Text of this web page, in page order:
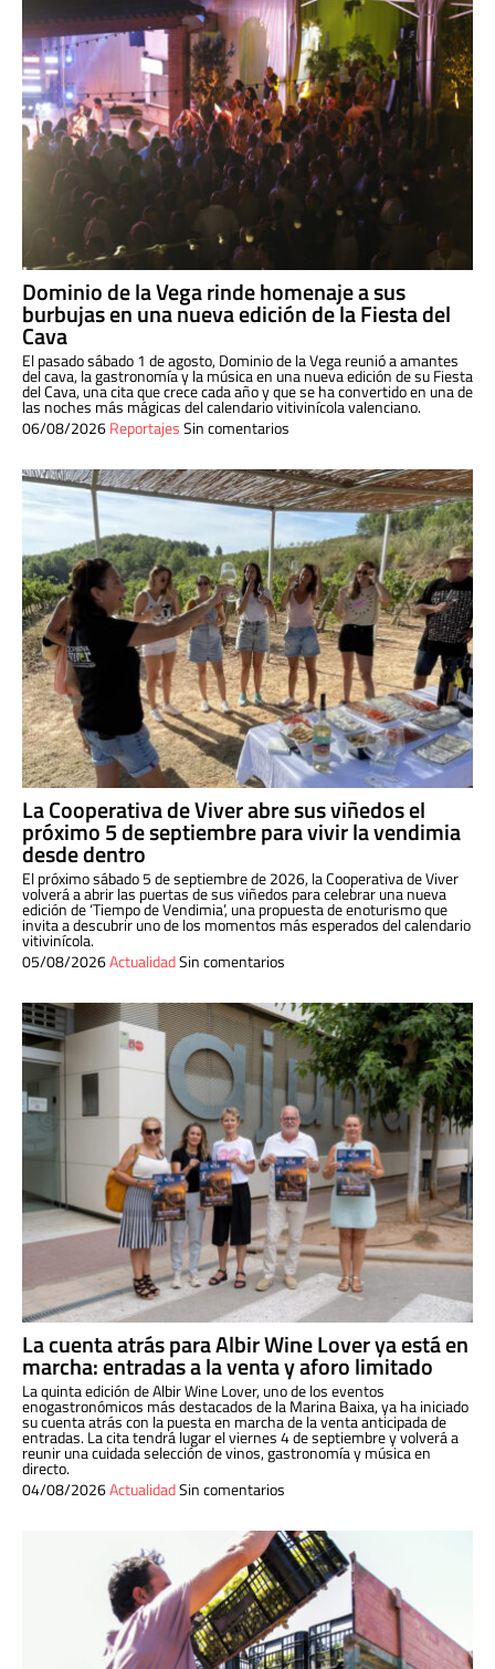
Dominio de la Vega rinde homenaje a sus
burbujas en una nueva edición de la Fiesta del
Cava
El pasado sábado 1 de agosto, Dominio de la Vega reunió a amantes
del cava, la gastronomía y la música en una nueva edición de su Fiesta
del Cava, una cita que crece cada año y que se ha convertido en una de
las noches más mágicas del calendario vitivinícola valenciano.
06/08/2026ReportajesSin comentarios
La Cooperativa de Viver abre sus viñedos el
próximo 5 de septiembre para vivir la vendimia
desde dentro
El próximo sábado 5 de septiembre de 2026, la Cooperativa de Viver
volverá a abrir las puertas de sus viñedos para celebrar una nueva
edición de ‘Tiempo de Vendimia’, una propuesta de enoturismo que
invita a descubrir uno de los momentos más esperados del calendario
vitivinícola.
05/08/2026ActualidadSin comentarios
La cuenta atrás para Albir Wine Lover ya está en
marcha: entradas a la venta y aforo limitado
La quinta edición de Albir Wine Lover, uno de los eventos
enogastronómicos más destacados de la Marina Baixa, ya ha iniciado
su cuenta atrás con la puesta en marcha de la venta anticipada de
entradas. La cita tendrá lugar el viernes 4 de septiembre y volverá a
reunir una cuidada selección de vinos, gastronomía y música en
directo.
04/08/2026ActualidadSin comentarios